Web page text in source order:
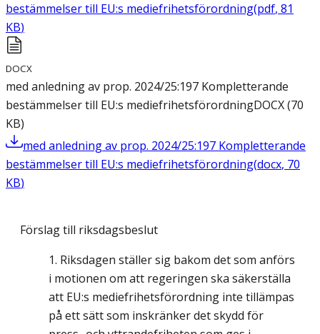
bestämmelser till EU:s mediefrihetsförordning(pdf, 81
KB)
DOCX
med anledning av prop. 2024/25:197 Kompletterande
bestämmelser till EU:s mediefrihetsförordningDOCX(70
KB)
med anledning av prop. 2024/25:197 Kompletterande
bestämmelser till EU:s mediefrihetsförordning(docx, 70
KB)
Förslag till riksdagsbeslut
Riksdagen ställer sig bakom det som anförs
i motionen om att regeringen ska säkerställa
att EU:s mediefrihetsförordning inte tillämpas
på ett sätt som inskränker det skydd för